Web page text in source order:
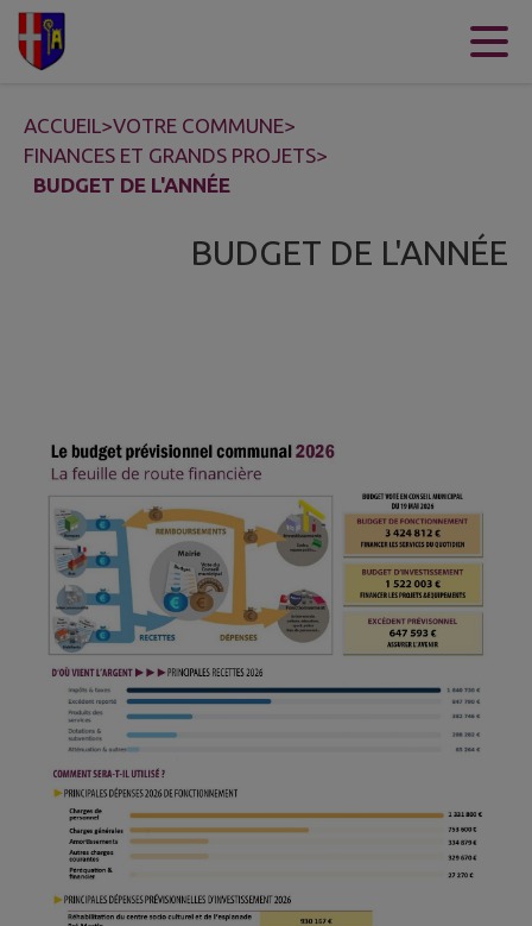
Contenu
ACCUEIL>VOTRE COMMUNE>
FINANCES ET GRANDS PROJETS>
BUDGET DE L'ANNÉE
BUDGET DE L'ANNÉE